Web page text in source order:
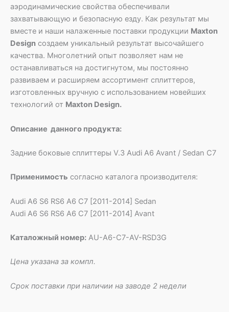
аэродинамические свойства обеспечивали
захватывающую и безопасную езду. Как результат мы
вместе и наши налаженные поставки продукции Maxton
Design создаем уникальный результат высочайшего
качества. Многолетний опыт позволяет нам не
останавливаться на достигнутом, мы постоянно
развиваем и расширяем ассортимент сплиттеров,
изготовленных вручную с использованием новейших
технологий от Maxton Design.
Описание данного продукта:
Задние боковые сплиттеры V.3 Audi A6 Avant / Sedan C7
Применимость согласно каталога производителя:
Audi A6 S6 RS6 A6 C7 [2011-2014] Sedan
Audi A6 S6 RS6 A6 C7 [2011-2014] Avant
Каталожный номер: AU-A6-C7-AV-RSD3G
Цена указана за компл.
Срок поставки при наличии на заводе 2 недели